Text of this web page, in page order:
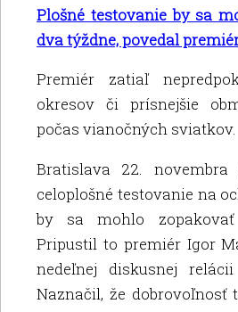
Plošné testovanie by sa
dva týždne, povedal
Premiér zatiaľ
okresov či prísnejšie
počas vianočných sviatkov.
Bratislava 22. novembra
celoplošné testovanie na
by sa mohlo
Pripustil to premiér Igor
nedeľnej diskusnej
Naznačil, že dobrovoľnosť